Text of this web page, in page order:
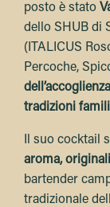
posto è stato
dello SHUB di
(ITALICUS
Percoche,
tradizioni
Il suo cocktail
aroma,
bartender
tradizionale